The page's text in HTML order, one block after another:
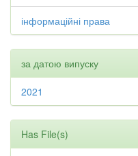
інформаційні права
за датою випуску
2021
Has File(s)